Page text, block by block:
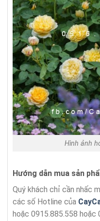
Hình ảnh
Hướng dẫn mua sản
Quý khách chỉ cần nhấc
các số Hotline của
hoặc 0915.885.558 hoặc